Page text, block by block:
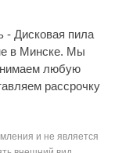
- Дисковая пила
в Минске. Мы
любую
рассрочку
и не является